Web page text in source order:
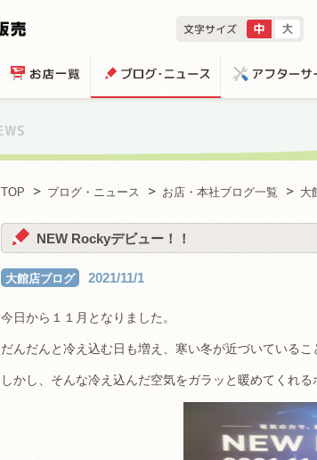
TOP ブログ・ニュース お店・本社ブログ一覧 大
NEW Rockyデビュー！！
大館店ブログ 2021/11/1
今日から１１月となりました。
だんだんと冷え込む日も増え、寒い冬が近づいている
しかし、そんな冷え込んだ空気をガラッと暖めてくれ